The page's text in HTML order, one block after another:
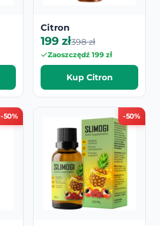
Citron
199 zł398 zł
Zaoszczędź 199 zł
Kup Citron
-50% -50%